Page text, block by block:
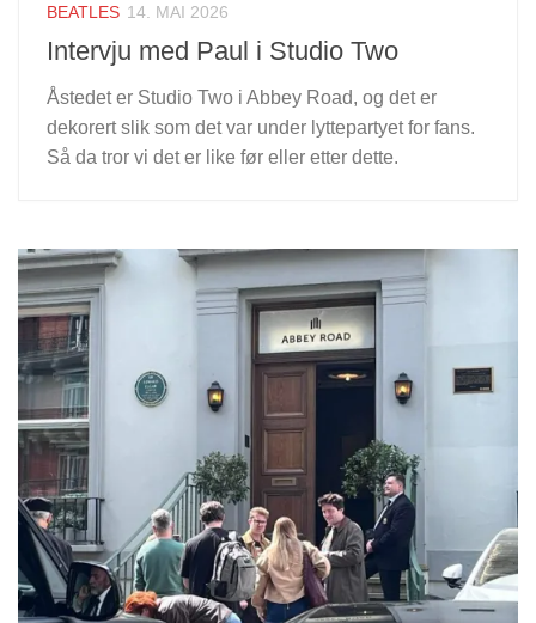
BEATLES 14. MAI 2026
Intervju med Paul i Studio Two
Åstedet er Studio Two i Abbey Road, og det er
dekorert slik som det var under lyttepartyet for fans.
Så da tror vi det er like før eller etter dette.